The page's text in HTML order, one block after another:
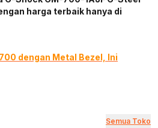
harga terbaik hanya di
dengan Metal Bezel, Ini
Semua Toko